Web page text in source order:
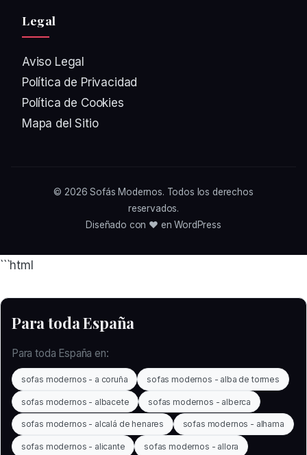
Legal
Aviso Legal
Política de Privacidad
Política de Cookies
Mapa del Sitio
© 2026Sofás Modernos. Todos los derechos
reservados.
Diseñado con ❤️ en WordPress
```html
Para toda España
Para toda España en:
sofas modernos - a coruña sofas modernos - alba de tormes
sofas modernos - albacete sofas modernos - alberca
sofas modernos - alcalá de henares sofas modernos - alhama
sofas modernos - alicante sofas modernos - allora